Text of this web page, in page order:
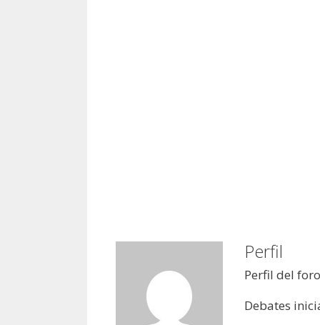
Perfil
Perfil del
Debates